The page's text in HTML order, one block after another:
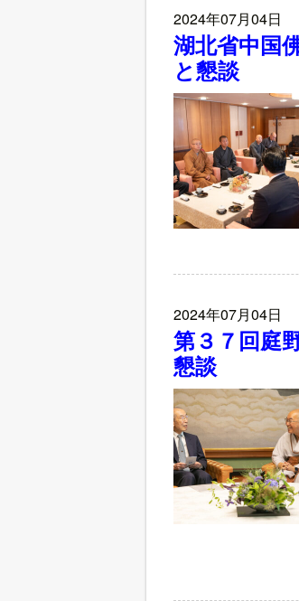
2024年07月04日
湖北省中国
と懇談
2024年07月04日
第３７回庭
懇談